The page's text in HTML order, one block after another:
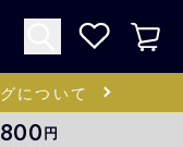
について
円